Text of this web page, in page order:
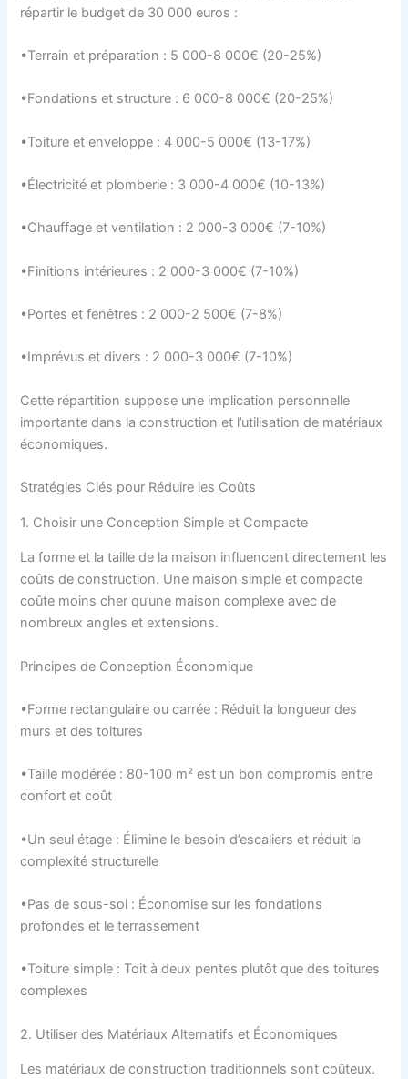
répartir le budget de 30 000 euros :
•Terrain et préparation : 5 000-8 000€ (20-25%)
•Fondations et structure : 6 000-8 000€ (20-25%)
•Toiture et enveloppe : 4 000-5 000€ (13-17%)
•Électricité et plomberie : 3 000-4 000€ (10-13%)
•Chauffage et ventilation : 2 000-3 000€ (7-10%)
•Finitions intérieures : 2 000-3 000€ (7-10%)
•Portes et fenêtres : 2 000-2 500€ (7-8%)
•Imprévus et divers : 2 000-3 000€ (7-10%)
Cette répartition suppose une implication personnelle
importante dans la construction et l’utilisation de matériaux
économiques.
Stratégies Clés pour Réduire les Coûts
1. Choisir une Conception Simple et Compacte
La forme et la taille de la maison influencent directement les
coûts de construction. Une maison simple et compacte
coûte moins cher qu’une maison complexe avec de
nombreux angles et extensions.
Principes de Conception Économique
•Forme rectangulaire ou carrée : Réduit la longueur des
murs et des toitures
•Taille modérée : 80-100 m² est un bon compromis entre
confort et coût
•Un seul étage : Élimine le besoin d’escaliers et réduit la
complexité structurelle
•Pas de sous-sol : Économise sur les fondations
profondes et le terrassement
•Toiture simple : Toit à deux pentes plutôt que des toitures
complexes
2. Utiliser des Matériaux Alternatifs et Économiques
Les matériaux de construction traditionnels sont coûteux.